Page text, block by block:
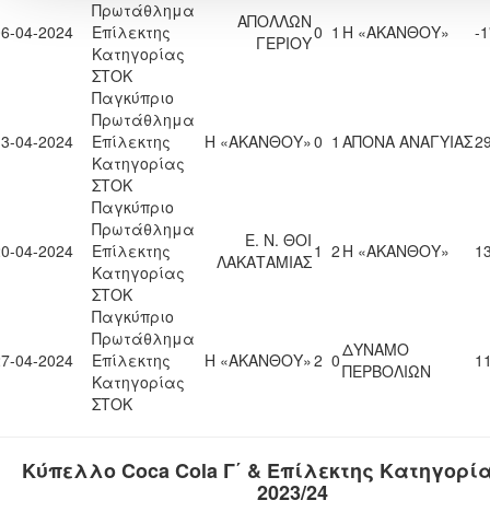
04-2024
Πρωτάθλημα
Επίλεκτης
Κατηγορίας
ΣΤΟΚ
ΑΠΟΛΛΩΝ
ΓΕΡΙΟΥ0 1 Η «ΑΚΑΝΘΟΥ» -
04-2024
Παγκύπριο
Πρωτάθλημα
Επίλεκτης
Κατηγορίας
ΣΤΟΚ
Η «ΑΚΑΝΘΟΥ»0 1 ΑΠΟΝΑ ΑΝΑΓΥΙΑΣ
04-2024
Παγκύπριο
Πρωτάθλημα
Επίλεκτης
Κατηγορίας
ΣΤΟΚ
Ε. Ν. ΘΟΙ
ΛΑΚΑΤΑΜΙΑΣ1 2 Η «ΑΚΑΝΘΟΥ»
04-2024
Παγκύπριο
Πρωτάθλημα
Επίλεκτης
Κατηγορίας
ΣΤΟΚ
Η «ΑΚΑΝΘΟΥ»2 0ΔΥΝΑΜΟ
ΠΕΡΒΟΛΙΩΝ
Κύπελλο Coca Cola Γ΄ & Επίλεκτης
2023/24